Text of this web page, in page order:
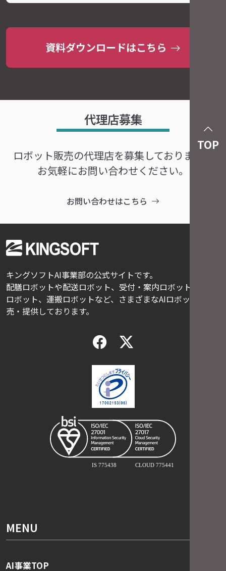
TOP
資料ダウンロードはこちら
代理店募集
ロボット販売の代理店を募集しております。
お気軽にお問い合わせください。
お問い合わせはこちら
キングソフトAI事業部の公式サイトです。
配膳ロボットや配送ロボット、受付・案内ロボット、清掃
ロボット、運搬ロボットなど、さまざまなAIロボットを販
売・提供しております。
MENU
AI事業TOP